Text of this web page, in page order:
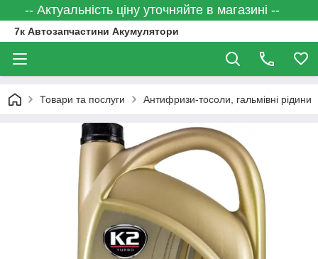
-- Актуальність ціну уточняйте в магазині --
7к Автозапчастини Акумулятори
Товари та послуги Антифризи-тосоли, гальмівні рідини